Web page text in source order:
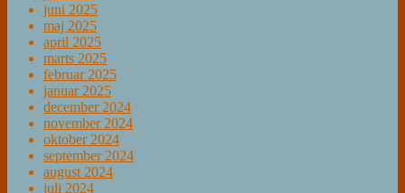
juni 2025
maj 2025
april 2025
marts 2025
februar 2025
januar 2025
december 2024
november 2024
oktober 2024
september 2024
august 2024
juli 2024